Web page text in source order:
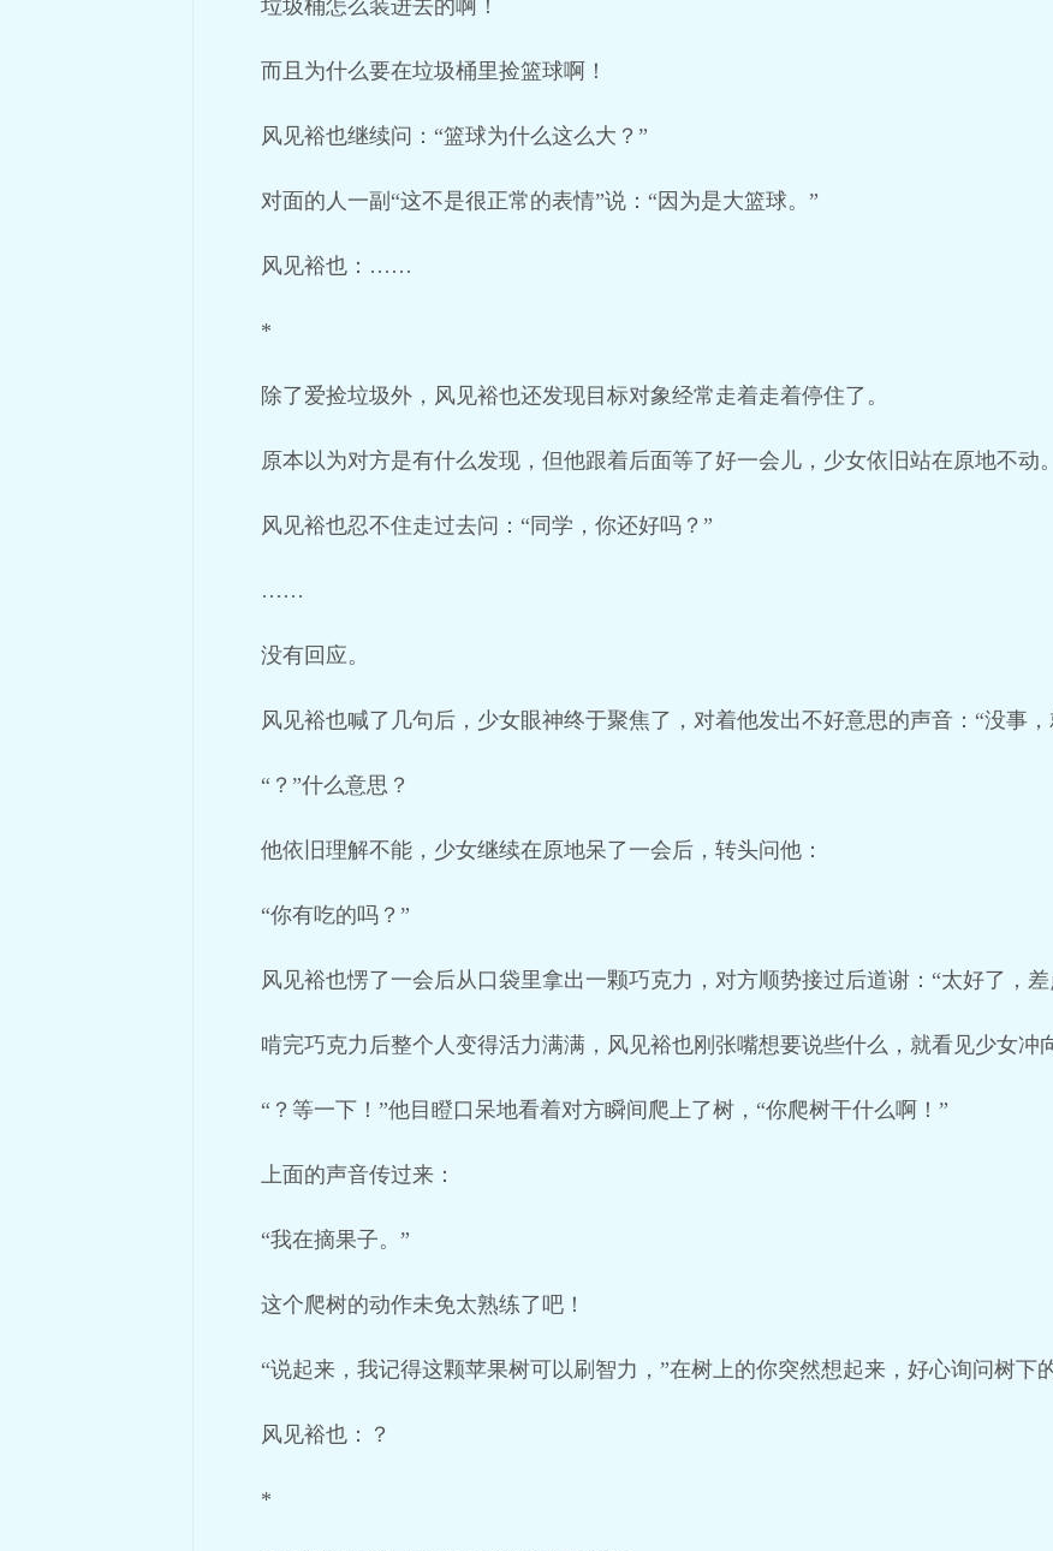
垃圾桶怎么装进去的啊！
而且为什么要在垃圾桶里捡篮球啊！
风见裕也继续问：“篮球为什么这么大？”
对面的人一副“这不是很正常的表情”说：“因为是大篮球。”
风见裕也：……
*
除了爱捡垃圾外，风见裕也还发现目标对象经常走着走着停住了。
原本以为对方是有什么发现，但他跟着后面等了好一会儿，少女依旧站在原地不动。
风见裕也忍不住走过去问：“同学，你还好吗？”
……
没有回应。
风见裕也喊了几句后，少女眼神终于聚焦了，对着他发出不好意思的声音：“没事
“？”什么意思？
他依旧理解不能，少女继续在原地呆了一会后，转头问他：
“你有吃的吗？”
风见裕也愣了一会后从口袋里拿出一颗巧克力，对方顺势接过后道谢：“太好了，
啃完巧克力后整个人变得活力满满，风见裕也刚张嘴想要说些什么，就看见少女冲
“？等一下！”他目瞪口呆地看着对方瞬间爬上了树，“你爬树干什么啊！”
上面的声音传过来：
“我在摘果子。”
这个爬树的动作未免太熟练了吧！
“说起来，我记得这颗苹果树可以刷智力，”在树上的你突然想起来，好心询问树下
风见裕也：？
*